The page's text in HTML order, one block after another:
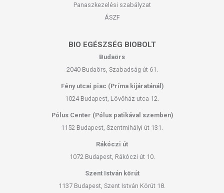
Panaszkezelési szabályzat
ÁSZF
BIO EGÉSZSÉG BIOBOLT
Budaörs
2040 Budaörs, Szabadság út 61.
Fény utcai piac (Príma kijáratánál)
1024 Budapest, Lövőház utca 12.
Pólus Center (Pólus patikával szemben)
1152 Budapest, Szentmihályi út 131.
Rákóczi út
1072 Budapest, Rákóczi út 10.
Szent István körút
1137 Budapest, Szent István Körút 18.